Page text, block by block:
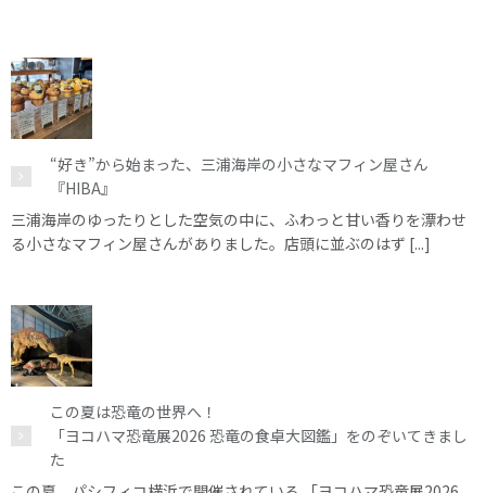
“好き”から始まった、三浦海岸の小さなマフィン屋さん
『HIBA』
三浦海岸のゆったりとした空気の中に、ふわっと甘い香りを漂わせ
る小さなマフィン屋さんがありました。店頭に並ぶのはず [...]
この夏は恐竜の世界へ！
「ヨコハマ恐竜展2026 恐竜の食卓大図鑑」をのぞいてきまし
た